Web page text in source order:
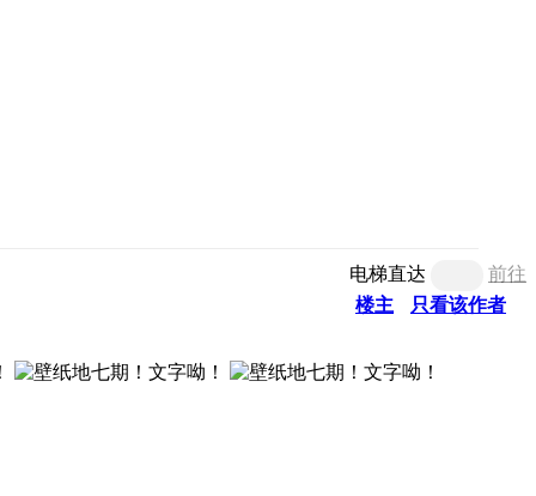
电梯直达
前往
楼主
只看该作者